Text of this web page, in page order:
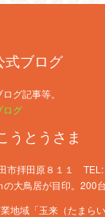
式ブログ
グ記事等。
ログ
うとうさま
市拝田原８１１
大鳥居が目印。200
地域「玉来（たまら